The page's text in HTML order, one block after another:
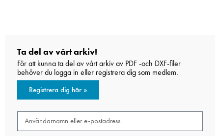
Ta del av vårt arkiv!
För att kunna ta del av vårt arkiv av PDF -och DXF-filer
behöver du logga in eller registrera dig som medlem.
Registrera dig här »